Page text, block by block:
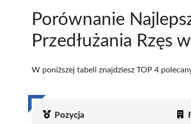
Porównanie
Przedłużania Rzęs
W poniższej tabeli znajdziesz TOP 4
Pozycja